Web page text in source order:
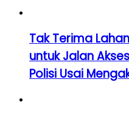
Tak Terima
untuk Jalan
Polisi Usai